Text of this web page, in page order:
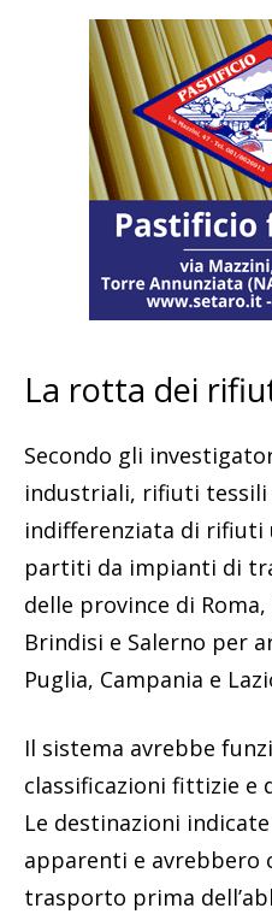
La rotta dei
Secondo gli
industriali, rifiuti tessili
indifferenziata di rifiuti
partiti da impianti di
delle province di
Brindisi e Salerno per
Puglia, Campania e
Il sistema avrebbe
classificazioni fittizie e
Le destinazioni
apparenti e
trasporto prima